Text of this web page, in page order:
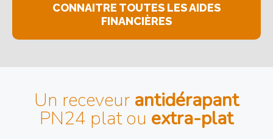
CONNAITRE TOUTES LES AIDES
FINANCIÈRES
Un receveur antidérapant
PN24 plat ou extra-plat